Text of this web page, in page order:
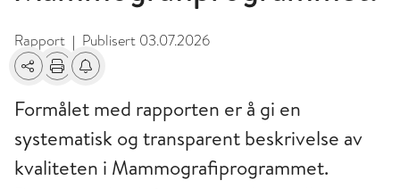
Rapport | Publisert 03.07.2026
Del Skriv utFå varsel om endringer
Formålet med rapporten er å gi en
systematisk og transparent beskrivelse av
kvaliteten i Mammografiprogrammet.